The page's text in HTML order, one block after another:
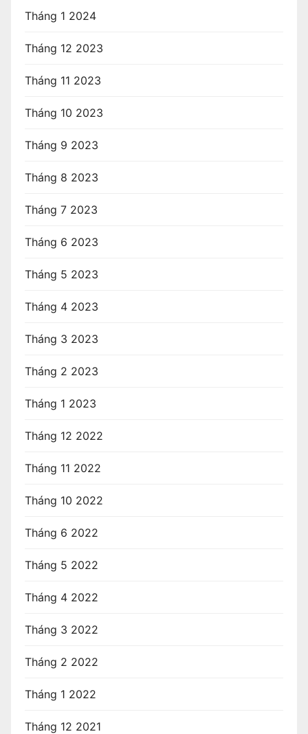
Tháng 1 2024
Tháng 12 2023
Tháng 11 2023
Tháng 10 2023
Tháng 9 2023
Tháng 8 2023
Tháng 7 2023
Tháng 6 2023
Tháng 5 2023
Tháng 4 2023
Tháng 3 2023
Tháng 2 2023
Tháng 1 2023
Tháng 12 2022
Tháng 11 2022
Tháng 10 2022
Tháng 6 2022
Tháng 5 2022
Tháng 4 2022
Tháng 3 2022
Tháng 2 2022
Tháng 1 2022
Tháng 12 2021